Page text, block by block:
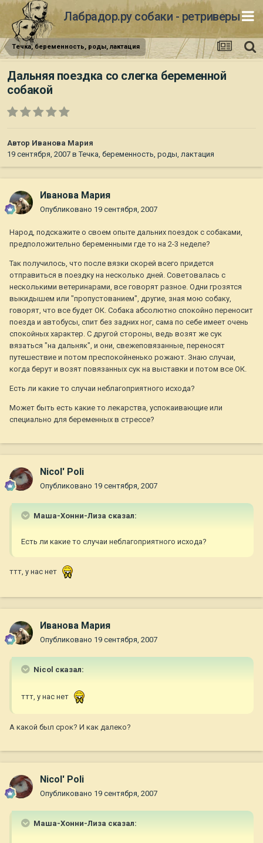
Лабрадор.ру собаки - ретриверы
Течка, беременность, роды, лактация
Дальняя поездка со слегка беременной
собакой
Автор Иванова Мария
19 сентября, 2007 вТечка, беременность, роды, лактация
Иванова Мария
Опубликовано 19 сентября, 2007
Народ, подскажите о своем опыте дальних поездок с собаками,
предположительно беременными где то на 2-3 неделе?
Так получилось, что после вязки скорей всего придется
отправиться в поездку на несколько дней. Советовалась с
несколькими ветеринарами, все говорят разное. Одни грозятся
выкидышем или "пропустованием", другие, зная мою собаку,
говорят, что все будет ОК. Собака абсолютно спокойно переносит
поезда и автобусы, спит без задних ног, сама по себе имеет очень
спокойных характер. С другой стороны, ведь возят же сук
вязаться "на дальняк", и они, свежеповязанные, переносят
путешествие и потом преспокойненько рожают. Знаю случаи,
когда берут и возят повязанных сук на выставки и потом все ОК.
Есть ли какие то случаи неблагоприятного исхода?
Может быть есть какие то лекарства, успокаивающие или
специально для беременных в стрессе?
Nicol' Poli
Опубликовано 19 сентября, 2007
Маша-Хонни-Лиза сказал:
Есть ли какие то случаи неблагоприятного исхода?
ттт, у нас нет
Иванова Мария
Опубликовано 19 сентября, 2007
Nicol сказал:
ттт, у нас нет
А какой был срок? И как далеко?
Nicol' Poli
Опубликовано 19 сентября, 2007
Маша-Хонни-Лиза сказал: